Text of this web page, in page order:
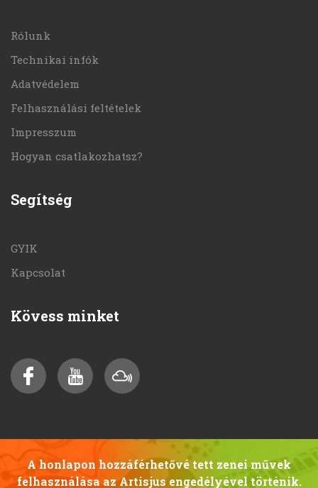
Rólunk
Technikai infók
Adatvédelem
Felhasználási feltételek
Impresszum
Hogyan csatlakozhatsz?
Segítség
GYIK
Kapcsolat
Kövess minket
A honlapon hozzáférhetővé tett zenei művek
felhasználása az Artisjus engedélyével történik.